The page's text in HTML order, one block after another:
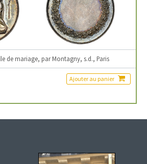
de mariage, par Montagny, s.d., Paris
Ajouter au panier